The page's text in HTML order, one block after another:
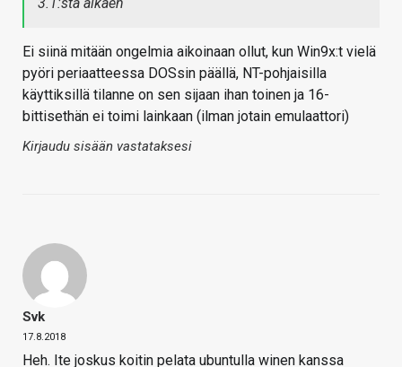
3.1:stä alkaen
Ei siinä mitään ongelmia aikoinaan ollut, kun Win9x:t vielä
pyöri periaatteessa DOSsin päällä, NT-pohjaisilla
käyttiksillä tilanne on sen sijaan ihan toinen ja 16-
bittisethän ei toimi lainkaan (ilman jotain emulaattori)
Kirjaudu sisään vastataksesi
Svk
17.8.2018
Heh. Ite joskus koitin pelata ubuntulla winen kanssa